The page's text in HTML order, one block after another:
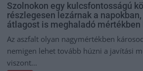
Szolnokon egy kulcsfontosságú
részlegesen lezárnak a
átlagost is meghaladó mértékben
Az aszfalt olyan nagymértékben
nemigen lehet tovább húzni a javítási
viszont...